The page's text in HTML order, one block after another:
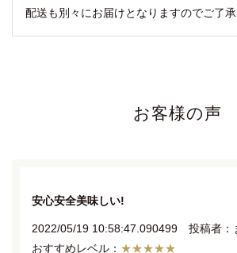
配送も別々にお届けとなりますのでご了承
お客様の声
安心安全美味しい!
2022/05/19 10:58:47.090499 投稿者：
★★★★★